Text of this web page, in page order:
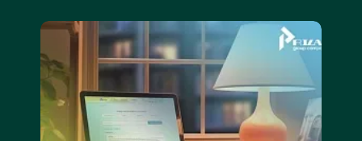
металлических и текстильных / Ставни
наружные, за исключением металлических
и текстильных;
Жалюзи неметаллические;
Желоба водосточные кровельные
неметаллические;